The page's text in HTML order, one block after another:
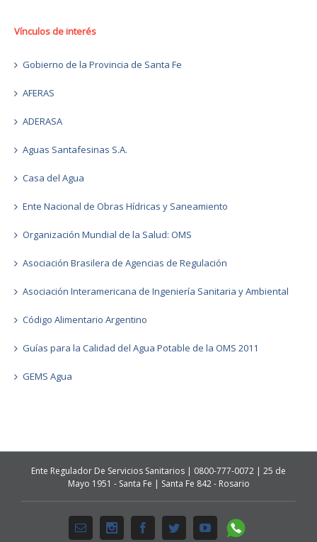
Vínculos de interés
Gobierno de la Provincia de Santa Fe
AFERAS
ADERASA
Aguas Santafesinas S.A.
Casa del Agua
Ente Nacional de Obras Hídricas y Saneamiento
Organización Mundial de la Salud: OMS
Asociación Brasilera de Agencias de Regulación
Asociación Interamericana de Ingeniería Sanitaria y Ambiental
Código Alimentario Argentino
Guías para la Calidad del Agua Potable de la OMS 2011
GEMS Agua
Ente Regulador De Servicios Sanitarios | 0800-777-0072 | 25 de
Mayo 1951 - Santa Fe | Santa Fe 842 - Rosario
Email InstagramFacebookTwitterYoutubeWhatsapp